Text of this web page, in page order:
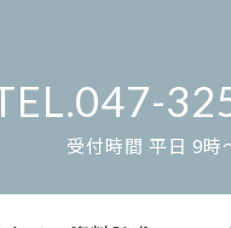
047-
受付時間 平日 9時